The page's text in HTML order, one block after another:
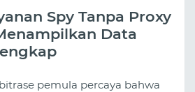
Spy Tanpa Proxy
Data
pemula percaya bahwa